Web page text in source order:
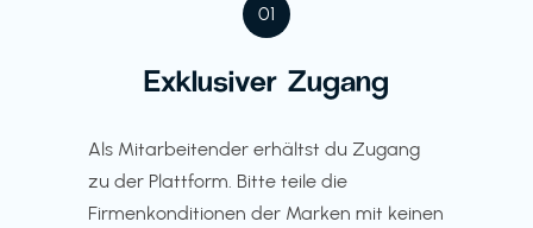
01
Exklusiver Zugang
Als Mitarbeitender erhältst du Zugang
zu der Plattform. Bitte teile die
Firmenkonditionen der Marken mit keinen